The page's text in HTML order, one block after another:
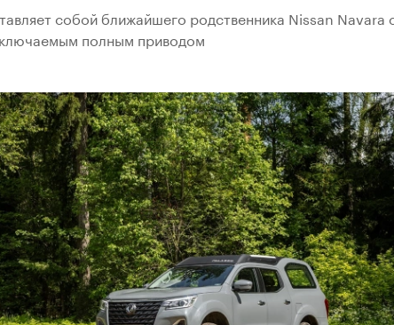
собой ближайшего родственника Nissan Navara
полным приводом